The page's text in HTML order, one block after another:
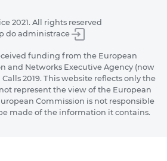
2021. All rights reserved
do administrace
funding from the European
and Networks Executive Agency (now
Calls 2019. This website reflects only the
represent the view of the European
Commission is not responsible
made of the information it contains.